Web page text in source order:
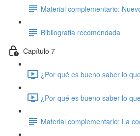
Material complementario:
Bibliografia recomendada
Capítulo 7
¿Por qué es bueno saber lo
¿Por qué es bueno saber lo
Material complementario: La